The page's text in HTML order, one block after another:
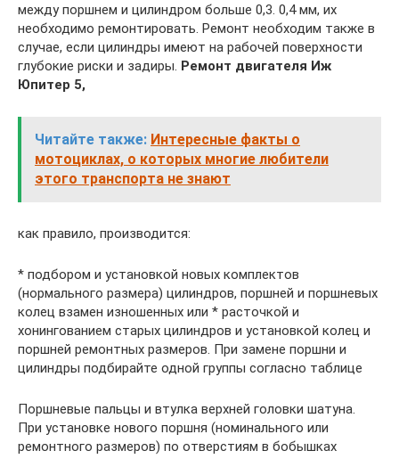
между поршнем и цилиндром больше 0,3. 0,4 мм, их
необходимо ремонтировать. Ремонт необходим также в
случае, если цилиндры имеют на рабочей поверхности
глубокие риски и задиры. Ремонт двигателя Иж
Юпитер 5,
Читайте также: Интересные факты о
мотоциклах, о которых многие любители
этого транспорта не знают
как правило, производится:
* подбором и установкой новых комплектов
(нормального размера) цилиндров, поршней и поршневых
колец взамен изношенных или * расточкой и
хонингованием старых цилиндров и установкой колец и
поршней ремонтных размеров. При замене поршни и
цилиндры подбирайте одной группы согласно таблице
Поршневые пальцы и втулка верхней головки шатуна.
При установке нового поршня (номинального или
ремонтного размеров) по отверстиям в бобышках